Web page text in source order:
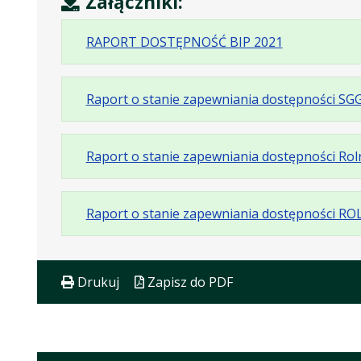
RAPORT DOSTĘPNOŚĆ BIP 2021
Plik
w
formacie:
pdf
Rozmiar
pliku:
113
kB
Otwiera
się
w
nowej
karcie.
Raport o stanie zapewniania dostępności
Raport o stanie zapewniania dostępności
Raport o stanie zapewniania dostępności
Drukuj Zapisz do PDF